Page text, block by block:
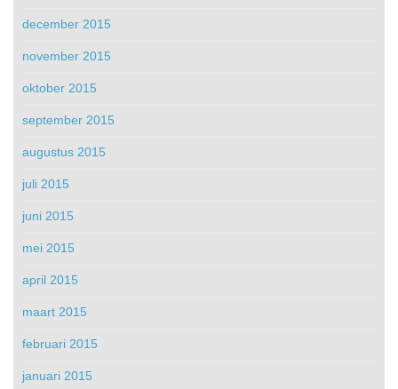
december 2015
november 2015
oktober 2015
september 2015
augustus 2015
juli 2015
juni 2015
mei 2015
april 2015
maart 2015
februari 2015
januari 2015